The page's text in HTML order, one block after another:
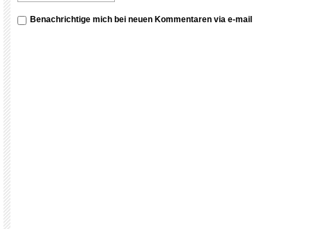
Benachrichtige mich bei neuen Kommentaren via e-mail